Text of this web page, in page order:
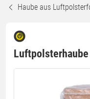
Haube aus